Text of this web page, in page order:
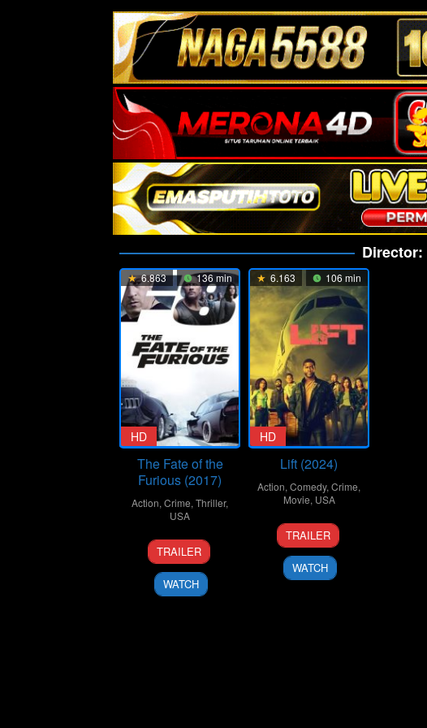
Director:
6.863 136 min
HD
The Fate of the
Furious (2017)
Action, Crime, Thriller,
USA
12
Apr
2017
F.
Gary
Gray
TRAILER
WATCH
6.163 106 min
HD
Lift (2024)
Action, Comedy, Crime,
Movie, USA
10
Jan
2024
F.
Gary
Gray
TRAILER
WATCH